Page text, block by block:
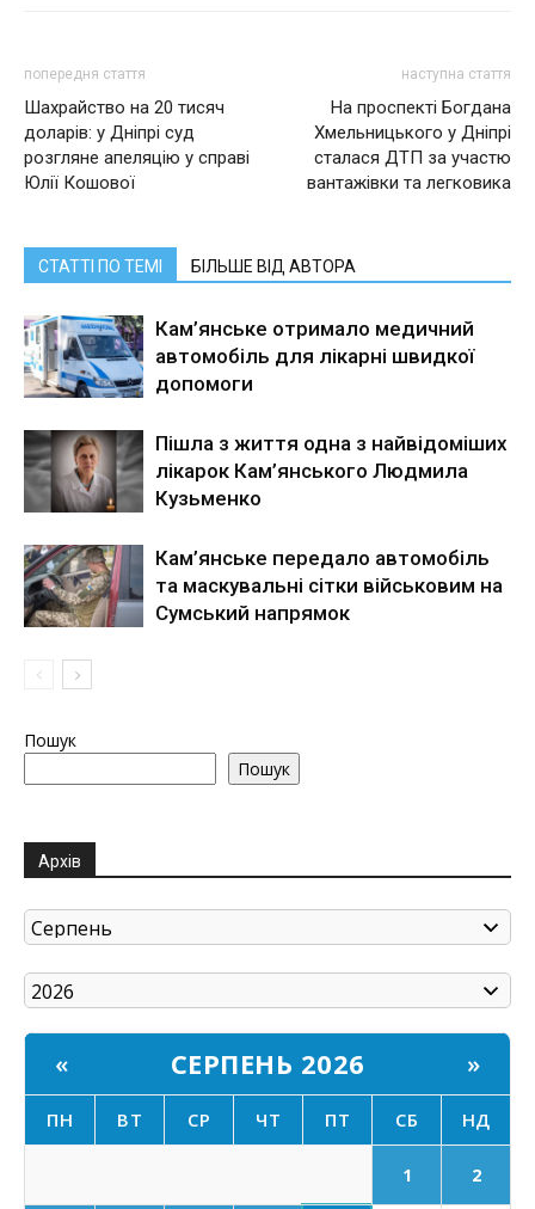
попередня стаття
Шахрайство на 20 тисяч
доларів: у Дніпрі суд
розгляне апеляцію у справі
Юлії Кошової
наступна стаття
На проспекті Богдана
Хмельницького у Дніпрі
сталася ДТП за участю
вантажівки та легковика
СТАТТІ ПО ТЕМІ БІЛЬШЕ ВІД АВТОРА
Кам’янське отримало медичний
автомобіль для лікарні швидкої
допомоги
Пішла з життя одна з найвідоміших
лікарок Кам’янського Людмила
Кузьменко
Кам’янське передало автомобіль
та маскувальні сітки військовим на
Сумський напрямок
Пошук
Пошук
Архів
« СЕРПЕНЬ 2026 »
ПН ВТ СР ЧТ ПТ СБ НД
1 2